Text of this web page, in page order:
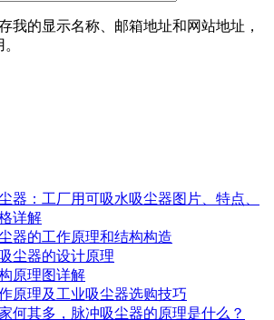
我的显示名称、邮箱地址和网站地址，
器：工厂用可吸水吸尘器图片、特点、
详解
器的工作原理和结构构造
尘器的设计原理
原理图详解
原理及工业吸尘器选购技巧
何其多，脉冲吸尘器的原理是什么？